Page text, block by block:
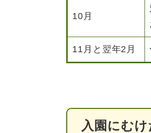
10月
11月と翌年2月
入園にむ